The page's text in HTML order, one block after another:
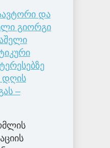
და
გიორგი
დღის
–